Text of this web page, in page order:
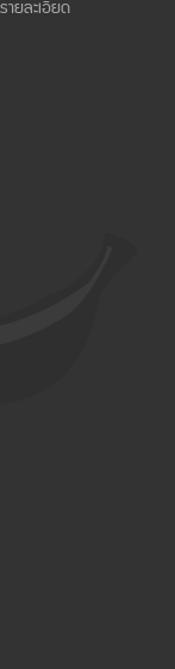
ยละเอียด